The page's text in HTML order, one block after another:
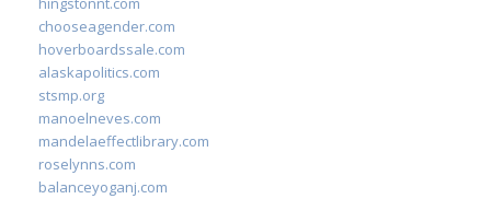
chooseagender.com
hoverboardssale.com
alaskapolitics.com
stsmp.org
manoelneves.com
mandelaeffectlibrary.com
roselynns.com
balanceyoganj.com